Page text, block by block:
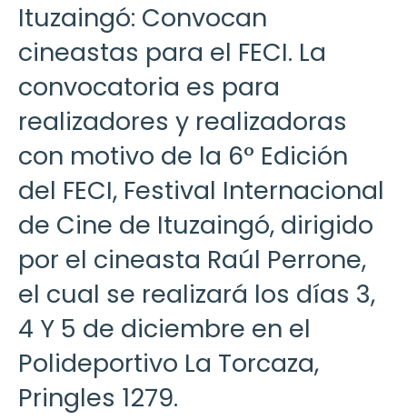
Ituzaingó: Convocan
cineastas para el FECI. La
convocatoria es para
realizadores y realizadoras
con motivo de la 6° Edición
del FECI, Festival Internacional
de Cine de Ituzaingó, dirigido
por el cineasta Raúl Perrone,
el cual se realizará los días 3,
4 Y 5 de diciembre en el
Polideportivo La Torcaza,
Pringles 1279.